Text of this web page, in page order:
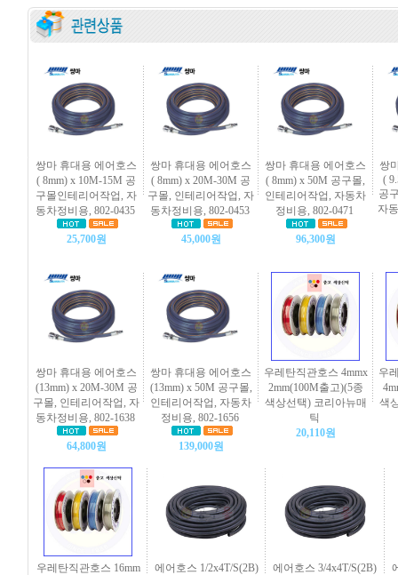
쌍마 휴대용 에어호스
( 8mm) x 10M-15M 공
구몰인테리어작업, 자
동차정비용, 802-0435
25,700원
쌍마 휴대용 에어호스
( 8mm) x 20M-30M 공
구몰, 인테리어작업, 자
동차정비용, 802-0453
45,000원
쌍마 휴대용 에어호스
( 8mm) x 50M 공구몰,
인테리어작업, 자동차
정비용, 802-0471
96,300원
쌍
(
공
자
쌍마 휴대용 에어호스
(13mm) x 20M-30M 공
구몰, 인테리어작업, 자
동차정비용, 802-1638
64,800원
쌍마 휴대용 에어호스
(13mm) x 50M 공구몰,
인테리어작업, 자동차
정비용, 802-1656
139,000원
우레탄직관호스 4mmx
2mm(100M출고)(5종
색상선택) 코리아뉴매
틱
20,110원
우
색
우레탄직관호스 16mm
에어호스 1/2x4T/S(2B)
에어호스 3/4x4T/S(2B)